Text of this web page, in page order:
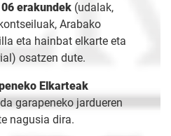
erakundek(udalak,
Arabako
eta hainbat elkarte eta
osatzen dute.
Elkarteak
garapeneko jardueren
nagusia dira.